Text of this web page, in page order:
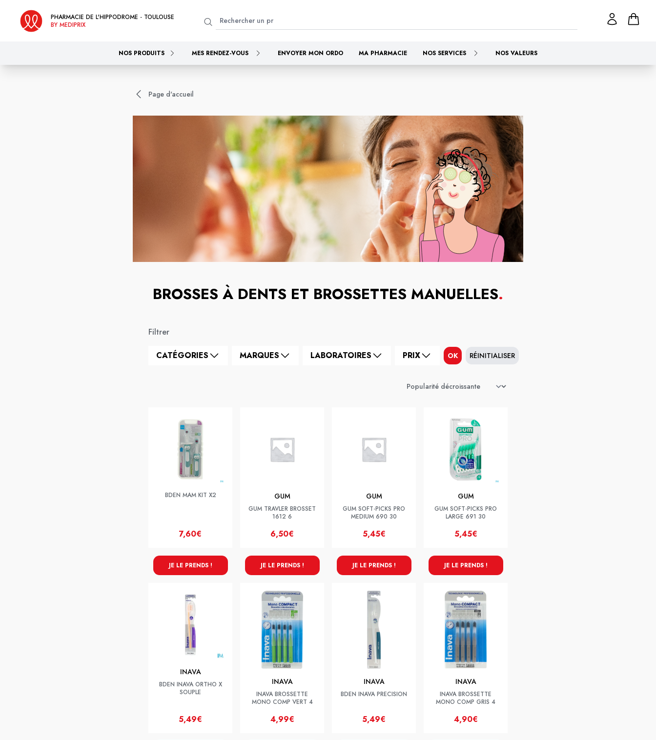
PHARMACIE DE L'HIPPODROME - TOULOUSE
BY MEDIPRIX
NOS PRODUITS MES RENDEZ-VOUS ENVOYER MON ORDO MA PHARMACIE NOS SERVICES NOS VALEURS
Page d'accueil
BROSSES À DENTS ET BROSSETTES MANUELLES.
Filtrer
CATÉGORIES MARQUES LABORATOIRES PRIX OK RÉINITIALISER
BDEN MAM KIT X2
7,60€
JE LE PRENDS !
GUM
GUM TRAVLER BROSSET
1612 6
6,50€
JE LE PRENDS !
GUM
GUM SOFT-PICKS PRO
MEDIUM 690 30
5,45€
JE LE PRENDS !
GUM
GUM SOFT-PICKS PRO
LARGE 691 30
5,45€
JE LE PRENDS !
INAVA
BDEN INAVA ORTHO X
SOUPLE
5,49€
INAVA
INAVA BROSSETTE
MONO COMP VERT 4
4,99€
INAVA
BDEN INAVA PRECISION
5,49€
INAVA
INAVA BROSSETTE
MONO COMP GRIS 4
4,90€